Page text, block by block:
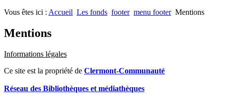
Vous êtes ici : Accueil Les fonds footer menu footer Mentions
Mentions
Informations légales
Ce site est la propriété de Clermont-Communauté
Réseau des Bibliothèques et médiathèques